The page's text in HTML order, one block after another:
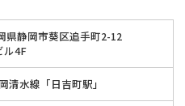
県静岡市葵区追手町2-12
ル4F
清水線「日吉町駅」